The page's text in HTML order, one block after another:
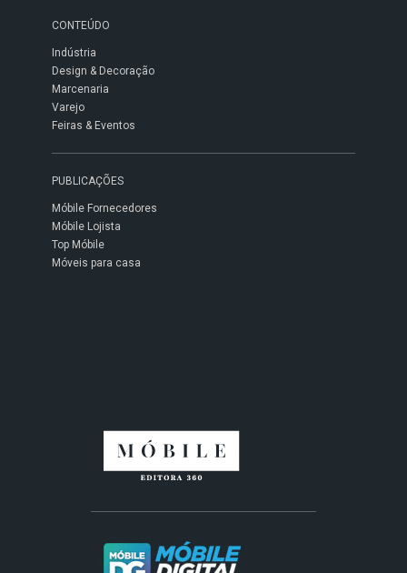
CONTEÚDO
Indústria
Design & Decoração
Marcenaria
Varejo
Feiras & Eventos
PUBLICAÇÕES
Móbile Fornecedores
Móbile Lojista
Top Móbile
Móveis para casa